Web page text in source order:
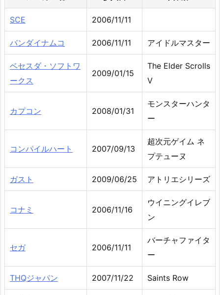
SCE 2006/11/11
バンダイナムコ 2006/11/11 アイドルマスター
ベセスダ・ソフトワ
ークス
2009/01/15
The Elder Scrolls
V
カプコン 2008/01/31
モンスターハンタ
ー
コンパイルハート 2007/09/13
超次元ゲイム ネ
プテューヌ
ガスト 2009/06/25 アトリエシリーズ
コナミ 2006/11/16
ウイニングイレブ
ン
セガ 2006/11/11
バーチャファイタ
ー
THQジャパン 2007/11/22 Saints Row